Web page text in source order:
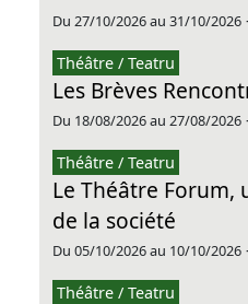
Du 27/10/2026 au 31/10/2026
Théâtre / Teatru
Les Brèves
Du 18/08/2026 au 27/08/2026
Théâtre / Teatru
Le Théâtre
de la société
Du 05/10/2026 au 10/10/2026
Théâtre / Teatru